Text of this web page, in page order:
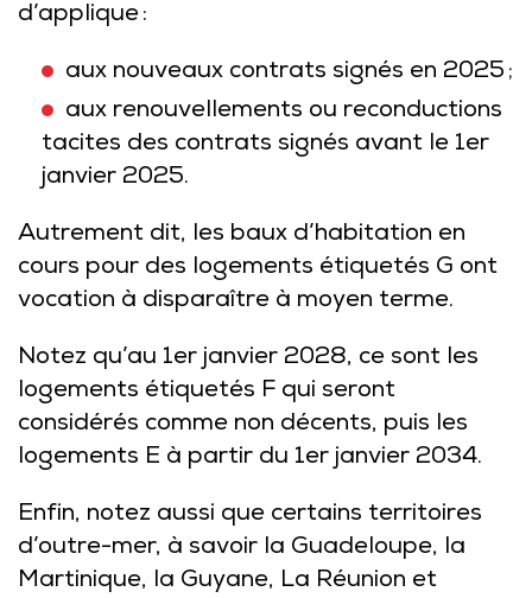
d’applique :
aux nouveaux contrats signés en 2025 ;
aux renouvellements ou reconductions
tacites des contrats signés avant le 1er
janvier 2025.
Autrement dit, les baux d’habitation en
cours pour des logements étiquetés G ont
vocation à disparaître à moyen terme.
Notez qu’au 1er janvier 2028, ce sont les
logements étiquetés F qui seront
considérés comme non décents, puis les
logements E à partir du 1er janvier 2034.
Enfin, notez aussi que certains territoires
d’outre-mer, à savoir la Guadeloupe, la
Martinique, la Guyane, La Réunion et